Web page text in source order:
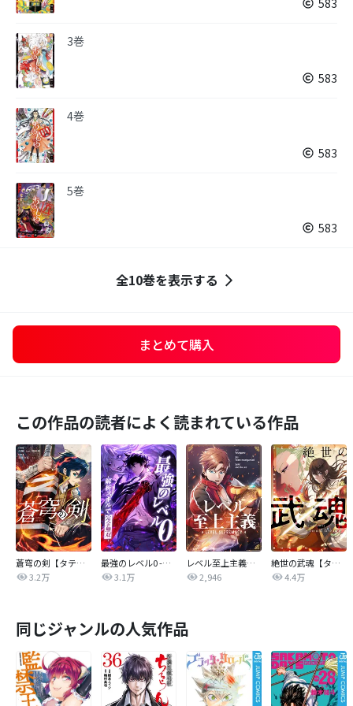
583
3巻
583
4巻
583
5巻
583
全10巻を表示する
まとめて購入
この作品の読者によく読まれている作品
蒼穹の剣【タテヨミ】
3.2万
最強のレベル0 -解析スキルで完全無双-【タテヨミ】
3.1万
レベル至上主義【タテヨミ】
2,946
絶世の武魂【タテヨミ】
4.4万
同じジャンルの人気作品